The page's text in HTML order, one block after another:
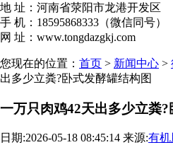
地 址：河南省荥阳市龙港开发区
手 机：18595868333（微信同号）
网 址：www.tongdazgkj.com
您现在的位置： 首页 > 新闻中心 >
出多少立粪?卧式发酵罐结构图
一万只肉鸡42天出多少立粪?
日期:2026-05-18 08:45:14 来源:有